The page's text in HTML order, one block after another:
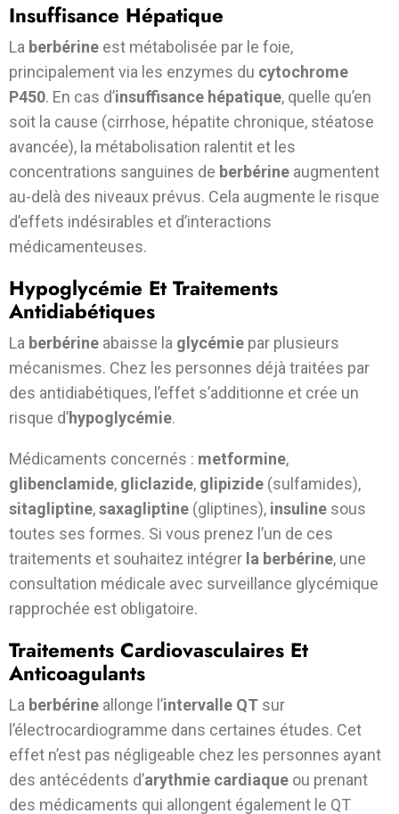
Insuffisance Hépatique
La berbérine est métabolisée par le foie,
principalement via les enzymes du cytochrome
P450. En cas d’insuffisance hépatique, quelle qu’en
soit la cause (cirrhose, hépatite chronique, stéatose
avancée), la métabolisation ralentit et les
concentrations sanguines de berbérine augmentent
au-delà des niveaux prévus. Cela augmente le risque
d’effets indésirables et d’interactions
médicamenteuses.
Hypoglycémie Et Traitements
Antidiabétiques
La berbérine abaisse la glycémie par plusieurs
mécanismes. Chez les personnes déjà traitées par
des antidiabétiques, l’effet s’additionne et crée un
risque d’hypoglycémie.
Médicaments concernés : metformine,
glibenclamide, gliclazide, glipizide (sulfamides),
sitagliptine,saxagliptine (gliptines), insuline sous
toutes ses formes. Si vous prenez l’un de ces
traitements et souhaitez intégrer la berbérine, une
consultation médicale avec surveillance glycémique
rapprochée est obligatoire.
Traitements Cardiovasculaires Et
Anticoagulants
La berbérine allonge l’intervalle QT sur
l’électrocardiogramme dans certaines études. Cet
effet n’est pas négligeable chez les personnes ayant
des antécédents d’arythmie cardiaque ou prenant
des médicaments qui allongent également le QT